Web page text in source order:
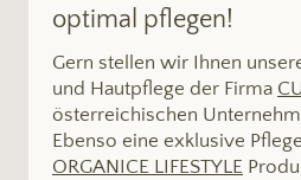
optimal pflegen!
Gern stellen wir Ihnen
und Hautpflege der Firma
österreichischen
Ebenso eine exklusive
ORGANICE LIFESTYLE